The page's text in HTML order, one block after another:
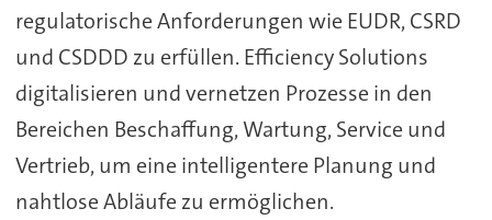
regulatorische Anforderungen wie EUDR, CSRD
und CSDDD zu erfüllen. Efficiency Solutions
digitalisieren und vernetzen Prozesse in den
Bereichen Beschaffung, Wartung, Service und
Vertrieb, um eine intelligentere Planung und
nahtlose Abläufe zu ermöglichen.